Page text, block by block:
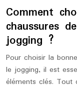
Comment
chaussures
jogging ?
Pour choisir la
le jogging, il est
éléments clés. Tout